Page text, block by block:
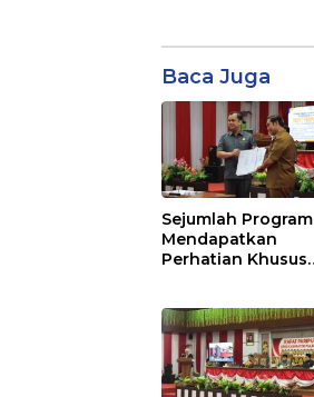
Baca Juga
Sejumlah Program
Mendapatkan
Perhatian Khusus